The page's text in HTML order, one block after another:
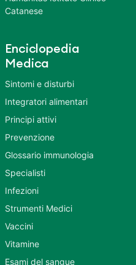
Catanese
Enciclopedia
Medica
Sintomi e disturbi
Integratori alimentari
Principi attivi
Prevenzione
Glossario immunologia
Specialisti
Infezioni
Strumenti Medici
Vaccini
Vitamine
Esami del sangue